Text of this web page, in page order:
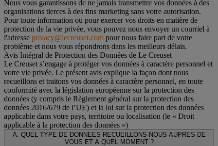
Nous vous garantissons de ne jamais transmettre vos données à des
organisations tierces à des fins marketing sans votre autorisation.
Pour toute information ou pour exercer vos droits en matière de
protection de la vie privée, vous pouvez nous envoyer un courriel à
l'adresse privacy@lecreuset.com pour nous faire part de votre
problème et nous vous répondrons dans les meilleurs délais.
Avis Intégral de Protection des Données de Le Creuset
Le Creuset s’engage à protéger vos données à caractère personnel et
votre vie privée. Le présent avis explique la façon dont nous
recueillons et traitons vos données à caractère personnel, en toute
conformité avec la législation européenne sur la protection des
données (y compris le Règlement général sur la protection des
données 2016/679 de l’UE) et la loi sur la protection des données
applicable dans votre pays, territoire ou localisation (le « Droit
applicable à la protection des données »)
A. QUEL TYPE DE DONNEES RECUEILLONS-NOUS AUPRES DE
VOUS ET A QUEL MOMENT ?